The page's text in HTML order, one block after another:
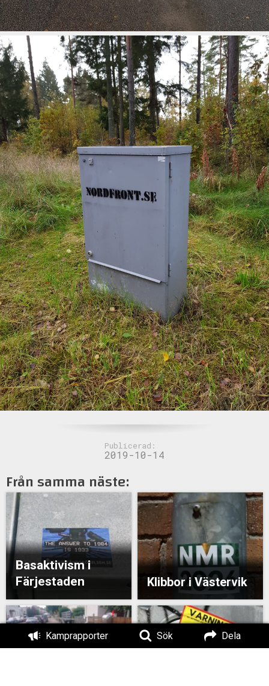
Kamprapporter Sök Dela
Publicerad:
2019-10-14
Från samma näste:
Basaktivism i
Färjestaden
Klibbor i Västervik